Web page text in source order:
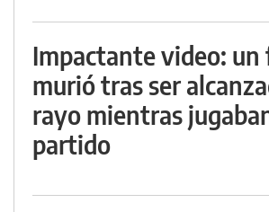
Impactante video:
murió tras ser
rayo mientras
partido